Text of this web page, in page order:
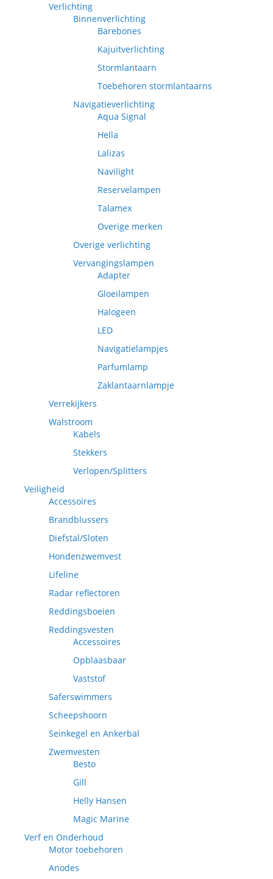
Verlichting
Binnenverlichting
Barebones
Kajuitverlichting
Stormlantaarn
Toebehoren stormlantaarns
Navigatieverlichting
Aqua Signal
Hella
Lalizas
Navilight
Reservelampen
Talamex
Overige merken
Overige verlichting
Vervangingslampen
Adapter
Gloeilampen
Halogeen
LED
Navigatielampjes
Parfumlamp
Zaklantaarnlampje
Verrekijkers
Walstroom
Kabels
Stekkers
Verlopen/Splitters
Veiligheid
Accessoires
Brandblussers
Diefstal/Sloten
Hondenzwemvest
Lifeline
Radar reflectoren
Reddingsboeien
Reddingsvesten
Accessoires
Opblaasbaar
Vaststof
Saferswimmers
Scheepshoorn
Seinkegel en Ankerbal
Zwemvesten
Besto
Gill
Helly Hansen
Magic Marine
Verf en Onderhoud
Motor toebehoren
Anodes